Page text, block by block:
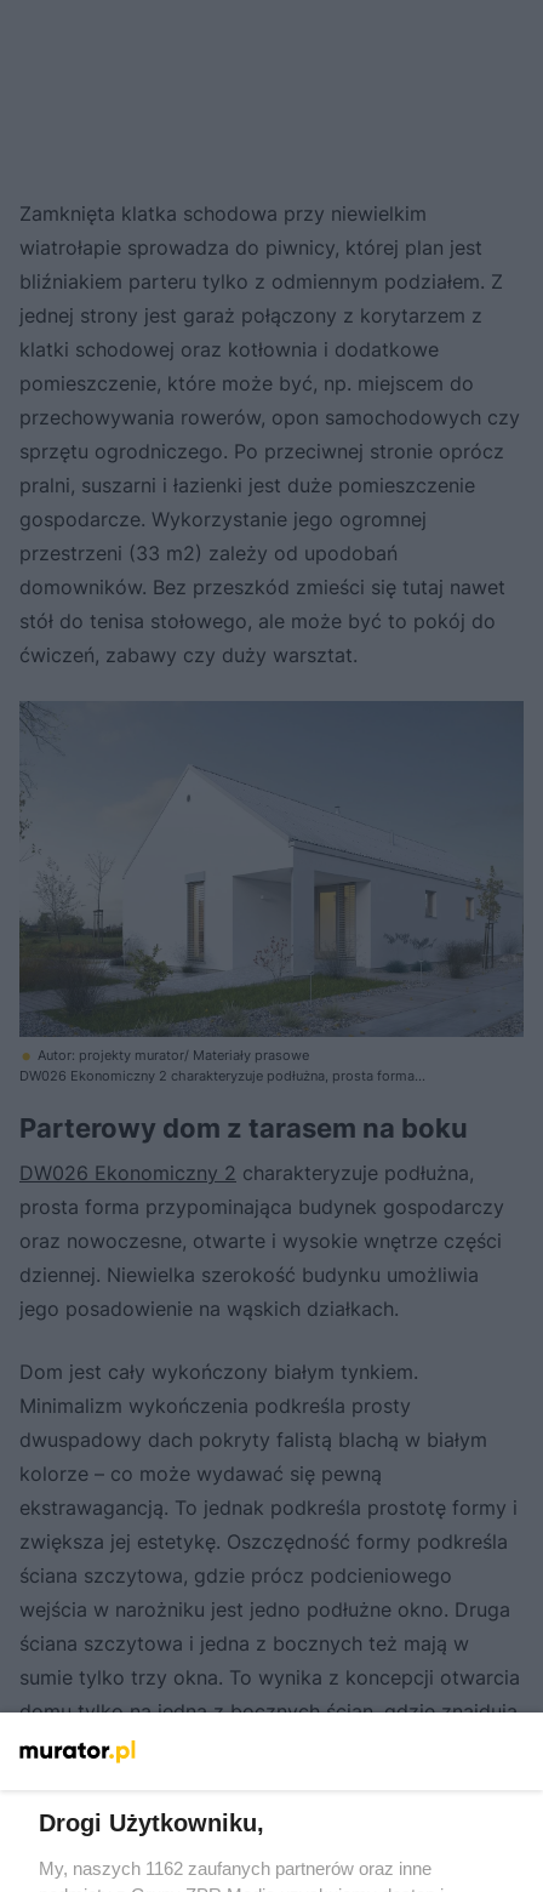
Zamknięta klatka schodowa przy niewielkim
wiatrołapie sprowadza do piwnicy, której plan jest
bliźniakiem parteru tylko z odmiennym podziałem. Z
jednej strony jest garaż połączony z korytarzem z
klatki schodowej oraz kotłownia i dodatkowe
pomieszczenie, które może być, np. miejscem do
przechowywania rowerów, opon samochodowych czy
sprzętu ogrodniczego. Po przeciwnej stronie oprócz
pralni, suszarni i łazienki jest duże pomieszczenie
gospodarcze. Wykorzystanie jego ogromnej
przestrzeni (33 m2) zależy od upodobań
domowników. Bez przeszkód zmieści się tutaj nawet
stół do tenisa stołowego, ale może być to pokój do
ćwiczeń, zabawy czy duży warsztat.
Autor: projekty murator/ Materiały prasowe
DW026 Ekonomiczny 2 charakteryzuje podłużna, prosta forma
Parterowy dom z tarasem na boku
DW026 Ekonomiczny 2 charakteryzuje podłużna,
prosta forma przypominająca budynek gospodarczy
oraz nowoczesne, otwarte i wysokie wnętrze części
dziennej. Niewielka szerokość budynku umożliwia
jego posadowienie na wąskich działkach.
Dom jest cały wykończony białym tynkiem.
Minimalizm wykończenia podkreśla prosty
dwuspadowy dach pokryty falistą blachą w białym
kolorze – co może wydawać się pewną
ekstrawagancją. To jednak podkreśla prostotę formy i
zwiększa jej estetykę. Oszczędność formy podkreśla
ściana szczytowa, gdzie prócz podcieniowego
wejścia w narożniku jest jedno podłużne okno. Druga
ściana szczytowa i jedna z bocznych też mają w
sumie tylko trzy okna. To wynika z koncepcji otwarcia
domu tylko na jedną z bocznych ścian, gdzie znajdują
się okna doświetlające niemal wszystkie
przeszkleniami jest niejako reprezentacyjną elewacją
strony domu znajduje się cała jego część mieszkalna.
Drogi Użytkowniku,
My, naszych 1162 zaufanych partnerów oraz inne